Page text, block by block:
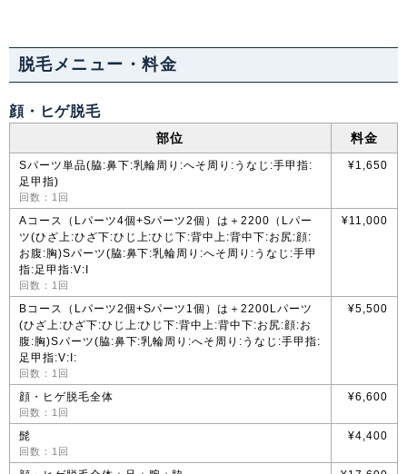
脱毛メニュー・料金
顔・ヒゲ脱毛
部位 料金
Sパーツ単品(脇:鼻下:乳輪周り:へそ周り:うなじ:手甲指:
足甲指)
回数：1回
¥1,650
Aコース（Lパーツ4個+Sパーツ2個）は＋2200（Lパー
ツ(ひざ上:ひざ下:ひじ上:ひじ下:背中上:背中下:お尻:顔:
お腹:胸)Sパーツ(脇:鼻下:乳輪周り:へそ周り:うなじ:手甲
指:足甲指:V:I
回数：1回
¥11,000
Bコース（Lパーツ2個+Sパーツ1個）は＋2200Lパーツ
(ひざ上:ひざ下:ひじ上:ひじ下:背中上:背中下:お尻:顔:お
腹:胸)Sパーツ(脇:鼻下:乳輪周り:へそ周り:うなじ:手甲指:
足甲指:V:I:
回数：1回
¥5,500
顔・ヒゲ脱毛全体
回数：1回
¥6,600
髭
回数：1回
¥4,400
山口県 徳島県
高知県
九州・沖縄
福岡県
大分県 宮崎県 鹿児島県